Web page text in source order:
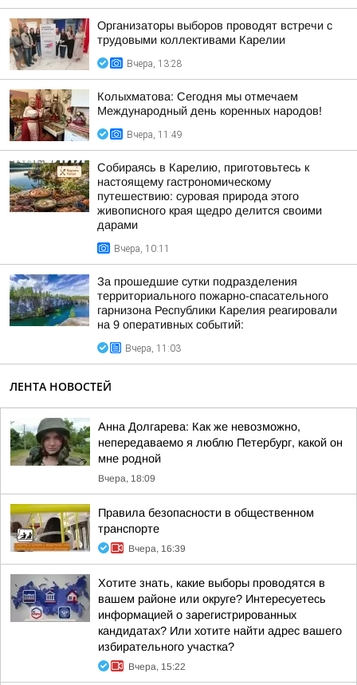
Организаторы выборов проводят встречи с
трудовыми коллективами Карелии
Вчера, 13:28
Колыхматова: Сегодня мы отмечаем
Международный день коренных народов!
Вчера, 11:49
Собираясь в Карелию, приготовьтесь к
настоящему гастрономическому
путешествию: суровая природа этого
живописного края щедро делится своими
дарами
Вчера, 10:11
За прошедшие сутки подразделения
территориального пожарно-спасательного
гарнизона Республики Карелия реагировали
на 9 оперативных событий:
Вчера, 11:03
ЛЕНТА НОВОСТЕЙ
Анна Долгарева: Как же невозможно,
непередаваемо я люблю Петербург, какой он
мне родной
Вчера, 18:09
Правила безопасности в общественном
транспорте
Вчера, 16:39
Хотите знать, какие выборы проводятся в
вашем районе или округе? Интересуетесь
информацией о зарегистрированных
кандидатах? Или хотите найти адрес вашего
избирательного участка?
Вчера, 15:22